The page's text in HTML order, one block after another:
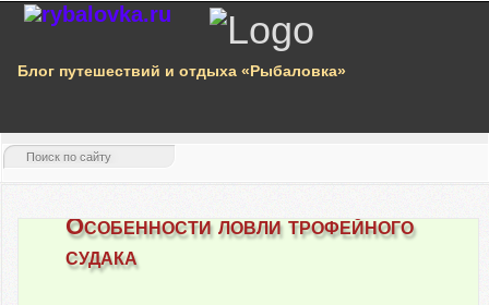
Блог путешествий и отдыха «Рыбаловка»
Особенности ловли трофейного
судака